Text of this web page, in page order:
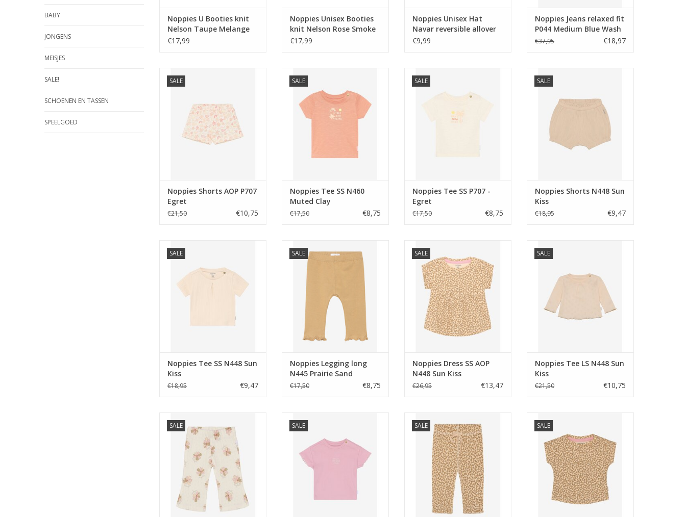
BABY
JONGENS
MEISJES
SALE!
SCHOENEN EN TASSEN
SPEELGOED
Noppies U Booties knit
Nelson Taupe Melange
NOS
€17,99
Noppies Unisex Booties
knit Nelson Rose Smoke
NOS
€17,99
Noppies Unisex Hat
Navar reversible allover
print Rose Smoke NOS
€9,99
Noppies Jeans relaxed fit
P044 Medium Blue Wash
€37,95 €18,97
SALE
TOEVOEGEN AAN WINKELWAGEN
Noppies Shorts AOP P707
Egret
€21,50 €10,75
SALE
TOEVOEGEN AAN WINKELWAGEN
Noppies Tee SS N460
Muted Clay
€17,50 €8,75
SALE
TOEVOEGEN AAN WINKELWAGEN
Noppies Tee SS P707 -
Egret
€17,50 €8,75
SALE
TOEVOEGEN AAN WINKELWAGEN
Noppies Shorts N448 Sun
Kiss
€18,95 €9,47
SALE
TOEVOEGEN AAN WINKELWAGEN
Noppies Tee SS N448 Sun
Kiss
€18,95 €9,47
SALE
Prairie Sand
TOEVOEGEN AAN WINKELWAGEN
Noppies Legging long
N445 Prairie Sand
€17,50 €8,75
SALE
TOEVOEGEN AAN WINKELWAGEN
Noppies Dress SS AOP
N448 Sun Kiss
€26,95 €13,47
SALE
TOEVOEGEN AAN WINKELWAGEN
Noppies Tee LS N448 Sun
Kiss
€21,50 €10,75
SALE
P707 Egret
TOEVOEGEN AAN WINKELWAGEN
SALE SALE
Sun Kiss
TOEVOEGEN AAN WINKELWAGEN
SALE
TOEVOEGEN AAN WINKELWAGEN